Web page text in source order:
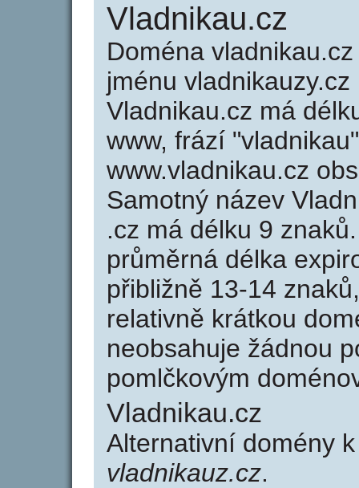
Vladnikau.cz
Doména
jménu
Vladnikau.cz má
www, frází
www.vladnikau.cz
Samotný název
.cz má délku 9
průměrná délka
přibližně 13-14
relativně krátkou
neobsahuje žádnou
pomlčkovým
Vladnikau.cz
Alternativní domény
vladnikauz.cz.